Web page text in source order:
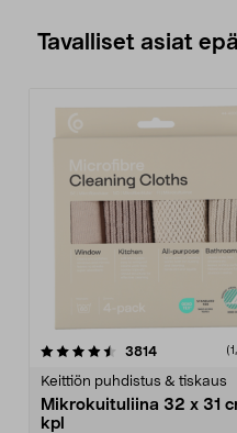
Tavalliset asiat
3814arvostelut
Keittiön puhdistus & tiskaus
Mikrokuituliina 32 x 31
kpl
4.5viidestä